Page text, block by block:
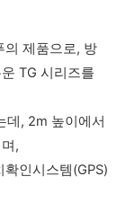
의 제품으로, 방
TG 시리즈를
데, 2m 높이에서
,
인시스템(GPS)